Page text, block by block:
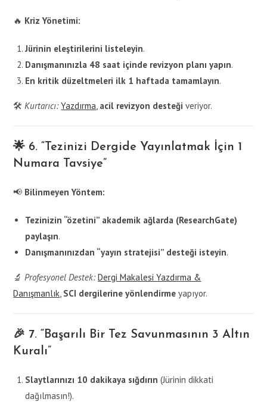
🔥 Kriz Yönetimi:
Jürinin eleştirilerini listeleyin.
Danışmanınızla 48 saat içinde revizyon planı yapın.
En kritik düzeltmeleri ilk 1 haftada tamamlayın.
🛠️Kurtarıcı: Yazdırma, acil revizyon desteği veriyor.
🌟 6. “Tezinizi Dergide Yayınlatmak İçin 1
Numara Tavsiye”
📢 Bilinmeyen Yöntem:
Tezinizin “özetini” akademik ağlarda (ResearchGate)
paylaşın.
Danışmanınızdan “yayın stratejisi” desteği isteyin.
🔬Profesyonel Destek: Dergi Makalesi Yazdırma &
Danışmanlık, SCI dergilerine yönlendirme yapıyor.
🎉 7. “Başarılı Bir Tez Savunmasının 3 Altın
Kuralı”
Slaytlarınızı 10 dakikaya sığdırın (Jürinin dikkati
dağılmasın!).